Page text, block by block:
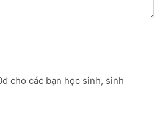
cho các bạn học sinh, sinh